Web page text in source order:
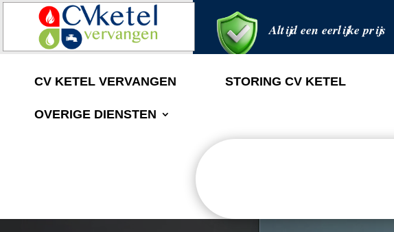
Altijd een eerlijke prijs
CV KETEL VERVANGEN STORING CV KETEL
OVERIGE DIENSTEN